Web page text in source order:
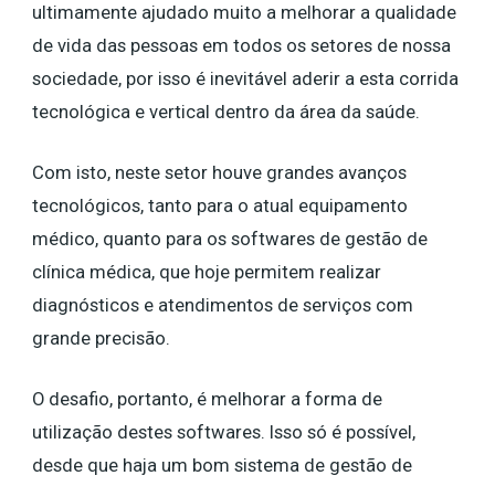
ultimamente ajudado muito a melhorar a qualidade
de vida das pessoas em todos os setores de nossa
sociedade, por isso é inevitável aderir a esta corrida
tecnológica e vertical dentro da área da saúde.
Com isto, neste setor houve grandes avanços
tecnológicos, tanto para o atual equipamento
médico, quanto para os softwares de gestão de
clínica médica, que hoje permitem realizar
diagnósticos e atendimentos de serviços com
grande precisão.
O desafio, portanto, é melhorar a forma de
utilização destes softwares. Isso só é possível,
desde que haja um bom sistema de gestão de